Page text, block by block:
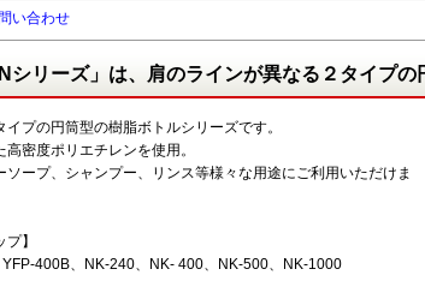
い合わせ
シリーズ」は、肩のラインが異なる２タイプ
プの円筒型の樹脂ボトルシリーズです。
密度ポリエチレンを使用。
ソープ、シャンプー、リンス等様々な用途にご利用いただけま
】
400B、NK-240、NK- 400、NK-500、NK-1000